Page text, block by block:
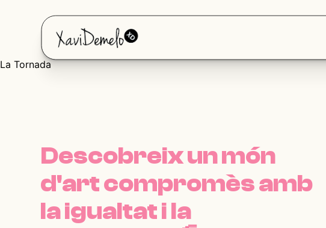
La Tornada
Descobreix un món
d'art compromès amb
la igualtat i la